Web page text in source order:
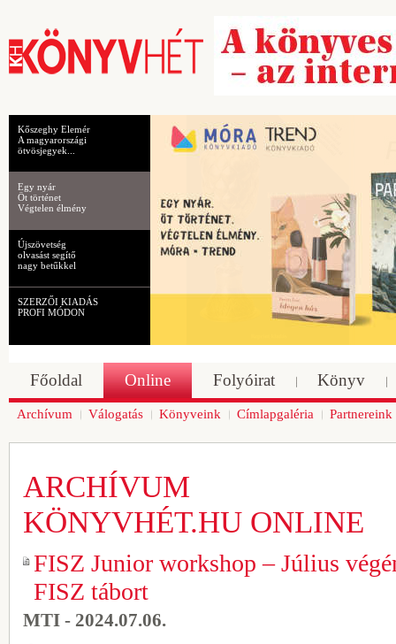
Kőszeghy Elemér
A magyarországi
ötvösjegyek...
Egy nyár
Öt történet
Végtelen élmény
Újszövetség
olvasást segítő
nagy betűkkel
SZERZŐI KIADÁS
PROFI MÓDON
Főoldal Online Folyóirat Könyv
Archívum Válogatás Könyveink Címlapgaléria Partnereink
ARCHÍVUM
KÖNYVHÉT.HU ONLINE
FISZ Junior workshop – Július
FISZ tábort
MTI - 2024.07.06.